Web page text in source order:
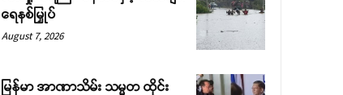
ရေနစ်မြှုပ်
August 7, 2026
မြန်မာ အာဏာသိမ်း သမ္မတ ထိုင်း